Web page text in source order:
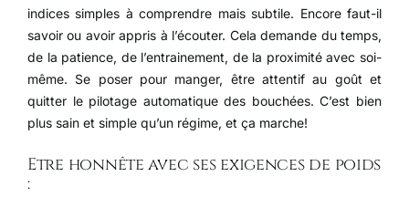
indices simples à comprendre mais subtile. Encore faut-il
savoir ou avoir appris à l’écouter. Cela demande du temps,
de la patience, de l’entrainement, de la proximité avec soi-
même. Se poser pour manger, être attentif au goût et
quitter le pilotage automatique des bouchées. C’est bien
plus sain et simple qu’un régime, et ça marche!
Etre honnête avec ses exigences de poids
: